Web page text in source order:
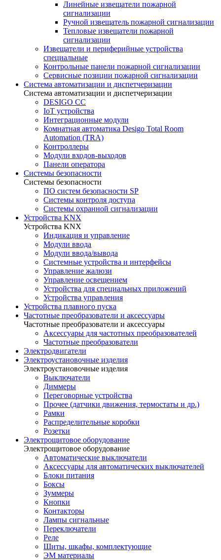
Линейные извещатели пожарной
сигнализации
Ручной извещатель пожарной сигнализации
Тепловые извещатели пожарной
сигнализации
Извещатели и периферийные устройства
специальные
Контрольные панели пожарной сигнализации
Сервисные позиции пожарной сигнализации
Система автоматизации и диспетчеризации
Система автоматизации и диспетчеризации
DESIGO CC
IoT устройства
Интеграционные модули
Комнатная автоматика Desigo Total Room
Automation (TRA)
Контроллеры
Модули входов-выходов
Панели оператора
Системы безопасности
Системы безопасности
ПО систем безопасности SP
Системы контроля доступа
Системы охранной сигнализации
Устройства KNX
Устройства KNX
Индикация и управление
Модули ввода
Модули ввода/вывода
Системные устройства и интерфейсы
Управление жалюзи
Управление освещением
Устройства для специальных приложений
Устройства управления
Устройства плавного пуска
Частотные преобразователи и аксессуары
Частотные преобразователи и аксессуары
Аксессуары для частотных преобразователей
Частотные преобразователи
Электродвигатели
Электроустановочные изделия
Электроустановочные изделия
Выключатели
Диммеры
Переговорные устройства
Прочее (датчики движения, термостаты и др.)
Рамки
Распределительные коробки
Розетки
Электрощитовое оборудование
Электрощитовое оборудование
Автоматические выключатели
Аксессуары для автоматических выключателей
Блоки питания
Боксы
Зуммеры
Кнопки
Контакторы
Лампы сигнальные
Переключатели
Реле
Щиты, шкафы, комплектующие
ЭМ материалы